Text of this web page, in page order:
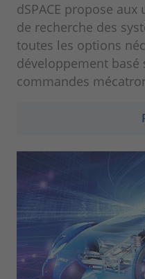
dSPACE propose
de recherche des
toutes les options
développement basé
commandes